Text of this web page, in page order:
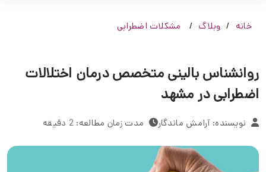
خانه وبلاگ مشکلات اضطرابی
روانشناس بالینی متخصص درمان اختلالات
اضطرابی در مشهد
نویسنده: آرامش ماندگار مدت زمان مطالعه: 2 دقیقه